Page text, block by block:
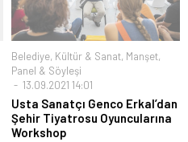
Belediye, Kültür & Sanat, Manşet,
Panel & Söyleşi
13.09.2021 14:01
Usta Sanatçı Genco Erkal’dan
Şehir Tiyatrosu Oyuncularına
Workshop